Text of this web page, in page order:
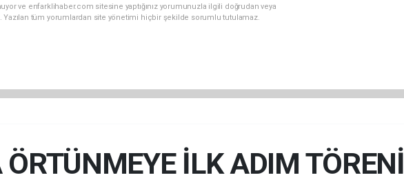
ve enfarklihaber.com sitesine yaptığınız yorumunuzla ilgili doğrudan veya
Yazılan tüm yorumlardan site yönetimi hiçbir şekilde sorumlu tutulamaz.
İLK ADIM TÖRENİ